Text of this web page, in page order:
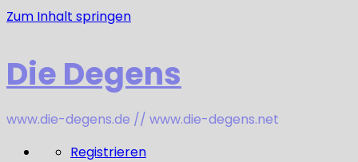
Zum Inhalt springen
Die Degens
www.die-degens.de // www.die-degens.net
Registrieren